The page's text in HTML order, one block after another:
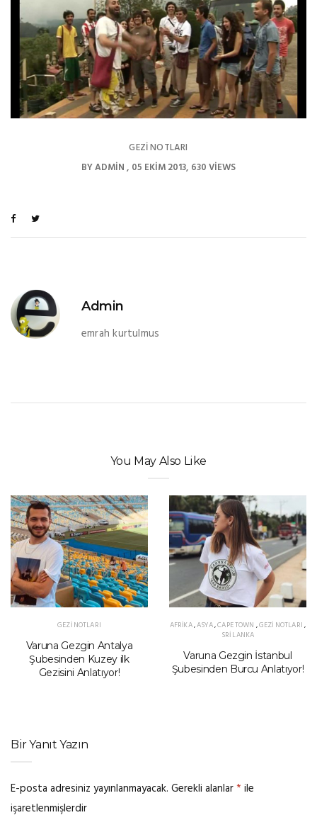
GEZI NOTLARI
BYADMIN 05 EKIM 2013 630 VIEWS
Admin
emrah kurtulmus
You May Also Like
GEZI NOTLARI
Varuna Gezgin Antalya
Şubesinden Kuzey ilk
Gezisini Anlatıyor!
AFRIKA,ASYA,CAPE TOWN ,GEZI NOTLARI,
SRI LANKA
Varuna Gezgin İstanbul
Şubesinden Burcu Anlatıyor!
Bir Yanıt Yazın
E-posta adresiniz yayınlanmayacak. Gerekli alanlar* ile
işaretlenmişlerdir